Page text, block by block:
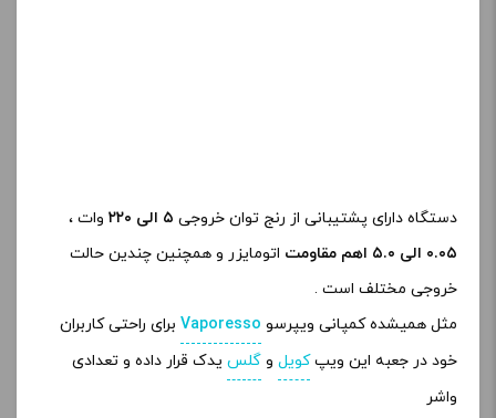
دستگاه دارای پشتیبانی از رنج توان خروجی ۵ الی ۲۲۰
وات ،
۰.۰۵ الی ۵.۰ اهم مقاومت
اتومایزر و همچنین چندین حالت
خروجی مختلف است .
مثل همیشده کمپانی ویپرسو Vaporesso برای راحتی کاربران
خود در جعبه این ویپکویل و گلس یدک قرار داده و تعدادی
واشر